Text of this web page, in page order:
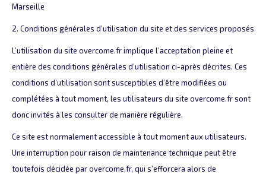
Marseille
2. Conditions générales d’utilisation du site et des services proposés
L’utilisation du site overcome.fr implique l’acceptation pleine et
entière des conditions générales d’utilisation ci-après décrites. Ces
conditions d’utilisation sont susceptibles d’être modifiées ou
complétées à tout moment, les utilisateurs du site overcome.fr sont
donc invités à les consulter de manière régulière.
Ce site est normalement accessible à tout moment aux utilisateurs.
Une interruption pour raison de maintenance technique peut être
toutefois décidée par overcome.fr, qui s’efforcera alors de